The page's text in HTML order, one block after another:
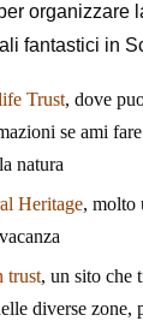
organizzare
fantastici in
Trust, dove
se ami
natura
Heritage, molto
trust, un sito che
diverse zone,